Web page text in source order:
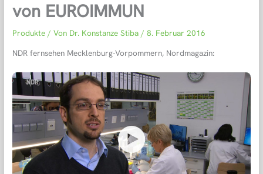
von EUROIMMUN
Produkte / Von Dr. Konstanze Stiba /8. Februar 2016
NDR fernsehen Mecklenburg-Vorpommern, Nordmagazin: